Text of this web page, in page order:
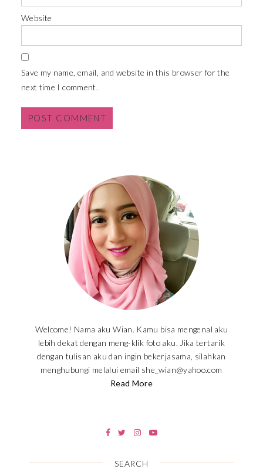
Website
Save my name, email, and website in this browser for the
next time I comment.
Welcome! Nama aku Wian. Kamu bisa mengenal aku
lebih dekat dengan meng-klik foto aku. Jika tertarik
dengan tulisan aku dan ingin bekerjasama, silahkan
menghubungi melalui email she_wian@yahoo.com
Read More
SEARCH